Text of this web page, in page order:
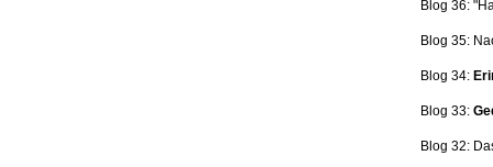
Blog 36:
Blog 35:
Blog 34:
Blog 33:
Blog 32: